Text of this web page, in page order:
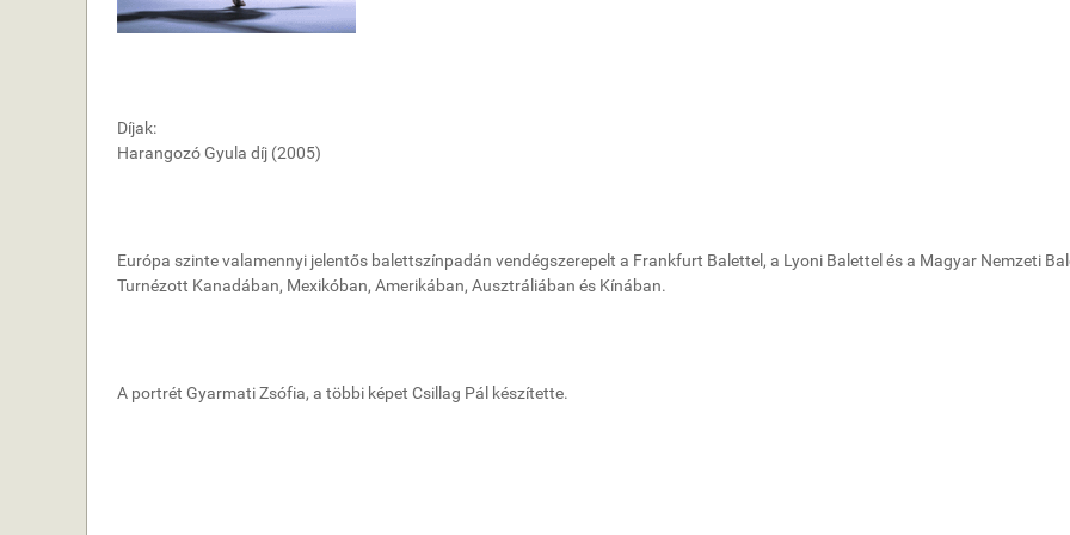
Díjak:
Harangozó Gyula díj (2005)
Európa szinte valamennyi jelentős balettszínpadán vendégszerepelt a Frankfurt Balettel, a Lyoni Balettel és a Magyar Nemzeti
Turnézott Kanadában, Mexikóban, Amerikában, Ausztráliában és Kínában.
A portrét Gyarmati Zsófia, a többi képet Csillag Pál készítette.